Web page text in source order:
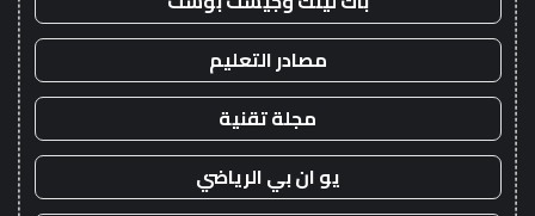
مصادر التعليم
مجلة تقنية
يو ان بي الرياضي